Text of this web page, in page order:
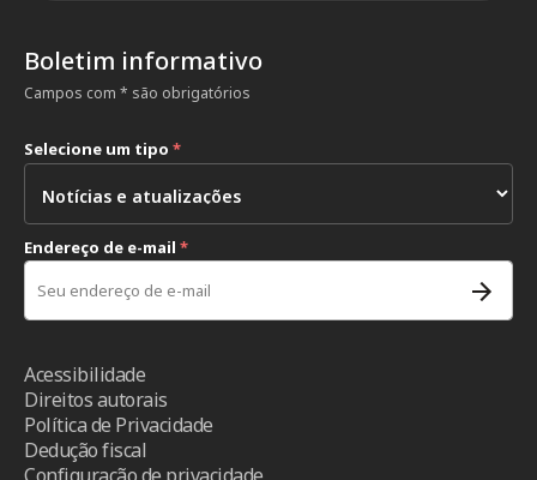
Boletim informativo
Campos com * são obrigatórios
Selecione um tipo *
Endereço de e-mail *
Acessibilidade
Direitos autorais
Política de Privacidade
Dedução fiscal